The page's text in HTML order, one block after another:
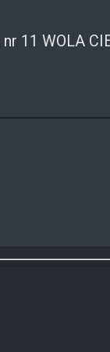
11 WOLA